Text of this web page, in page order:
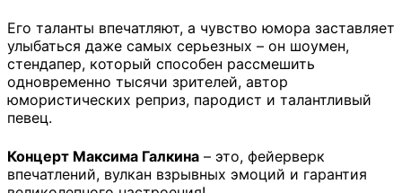
Его таланты впечатляют, а чувство юмора заставляет
улыбаться даже самых серьезных – он шоумен,
стендапер, который способен рассмешить
одновременно тысячи зрителей, автор
юмористических реприз, пародист и талантливый
певец.
Концерт Максима Галкина – это, фейерверк
впечатлений, вулкан взрывных эмоций и гарантия